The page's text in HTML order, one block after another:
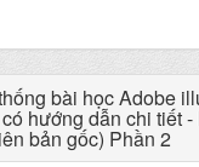
bài học Adobe
hướng dẫn chi tiết -
bản gốc) Phần 2